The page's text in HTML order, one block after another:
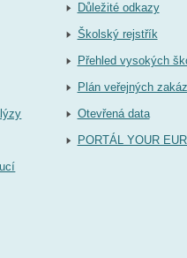
Důležité odkazy
Školský rejstřík
Přehled vysokých
Plán veřejných
Otevřená data
PORTÁL YOUR